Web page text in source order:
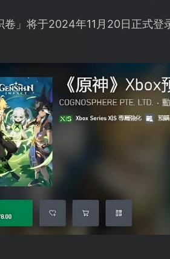
」将于2024年11月20日正式登